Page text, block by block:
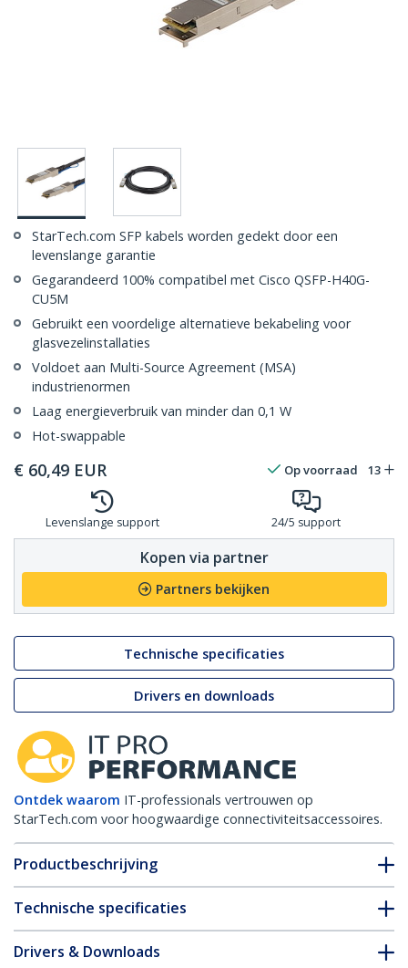
StarTech.com SFP kabels worden gedekt door een
levenslange garantie
Gegarandeerd 100% compatibel met Cisco QSFP-H40G-
CU5M
Gebruikt een voordelige alternatieve bekabeling voor
glasvezelinstallaties
Voldoet aan Multi-Source Agreement (MSA)
industrienormen
Laag energieverbruik van minder dan 0,1 W
Hot-swappable
€ 60,49 EUR Op voorraad 13
Levenslange support 24/5 support
Kopen via partner
Partners bekijken
Technische specificaties
Drivers en downloads
Ontdek waarom IT-professionals vertrouwen op
StarTech.com voor hoogwaardige connectiviteitsaccessoires.
Productbeschrijving
Technische specificaties
Drivers & Downloads